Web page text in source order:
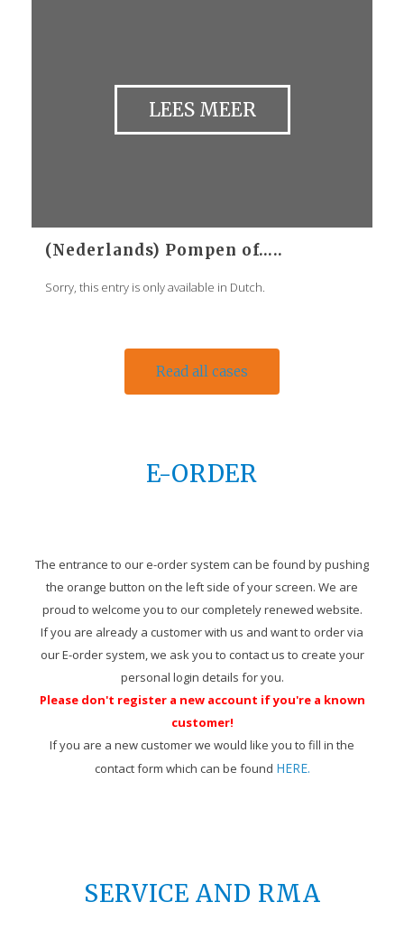
LEES MEER
(Nederlands) Pompen of…..
Sorry, this entry is only available in Dutch.
Read all cases
E-ORDER
The entrance to our e-order system can be found by pushing
the orange button on the left side of your screen. We are
proud to welcome you to our completely renewed website.
If you are already a customer with us and want to order via
our E-order system, we ask you to contact us to create your
personal login details for you.
Please don't register a new account if you're a known
customer!
If you are a new customer we would like you to fill in the
contact form which can be found HERE.
SERVICE AND RMA